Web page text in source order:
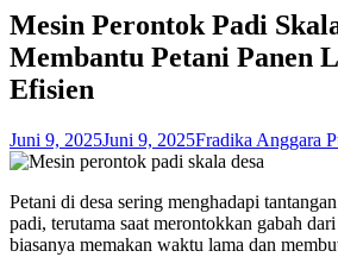
Mesin Perontok Padi
Membantu Petani Panen
Efisien
Juni 9, 2025Juni 9, 2025Fradika Anggara
Petani di desa sering menghadapi
padi, terutama saat merontokkan gabah
biasanya memakan waktu lama dan